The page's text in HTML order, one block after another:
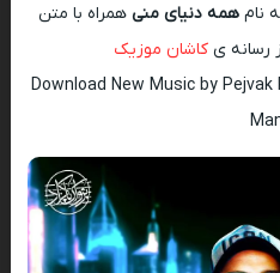
نامهمه دنیای منی همراه با متن
کاشان موزیک
Download New Music by